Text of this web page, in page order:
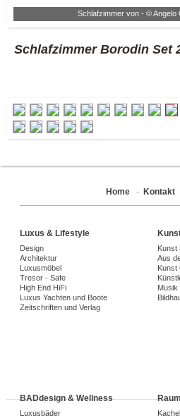
Schlafzimmer von - © Angelo
Schlafzimmer Borodin Set
Home · Kontakt
Luxus & Lifestyle
Design
Architektur
Luxusmöbel
Tresor - Safe
High End HiFi
Luxus Yachten und Boote
Zeitschriften und Verlag
Kunst
Aus
Kunst
Musik
BADdesign & Wellness
Luxusbäder